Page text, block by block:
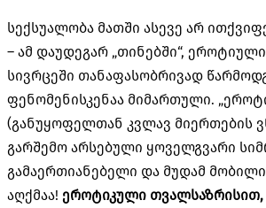
სექსუალობა მათში ასევე არ
– ამ დაუდეგარ „თინებში“,
სივრცეში თანაფასობრივად
ფენომენისკენაა მიმართული.
(განუყოფელთან კვლავ მიერთების
გარშემო არსებული ყოველგვარი
გამაერთიანებელი და მუდამ
აღქმაა! ეროტიკული თვალსაზრისით,